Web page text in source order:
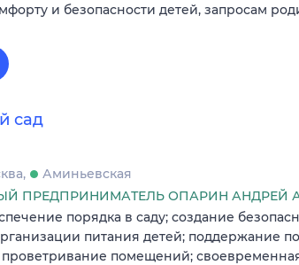
и безопасности детей, запросам
сад
Аминьевская
ПРЕДПРИНИМАТЕЛЬ ОПАРИН АНДРЕЙ
порядка в саду; создание
питания детей; поддержание
проветривание помещений;